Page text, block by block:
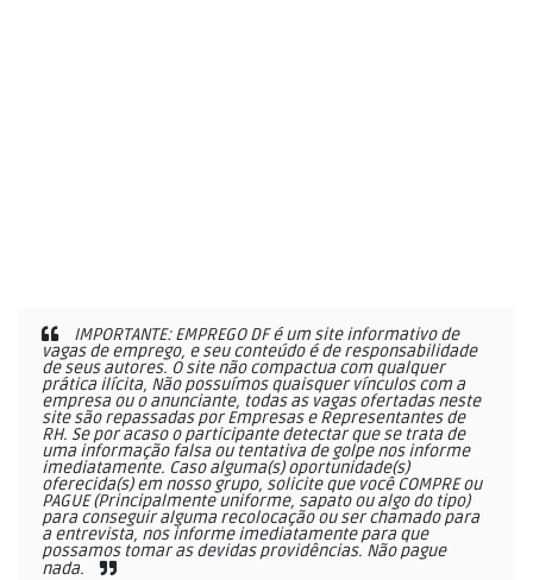
IMPORTANTE: EMPREGO DF é um site informativo de
vagas de emprego, e seu conteúdo é de responsabilidade
de seus autores. O site não compactua com qualquer
prática ilícita, Não possuímos quaisquer vínculos com a
empresa ou o anunciante, todas as vagas ofertadas neste
site são repassadas por Empresas e Representantes de
RH. Se por acaso o participante detectar que se trata de
uma informação falsa ou tentativa de golpe nos informe
imediatamente. Caso alguma(s) oportunidade(s)
oferecida(s) em nosso grupo, solicite que você COMPRE ou
PAGUE (Principalmente uniforme, sapato ou algo do tipo)
para conseguir alguma recolocação ou ser chamado para
a entrevista, nos informe imediatamente para que
possamos tomar as devidas providências. Não pague
nada.